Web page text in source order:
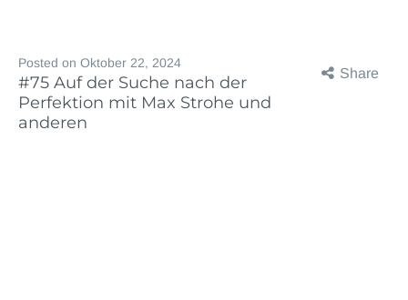
Share
Posted on Oktober 22, 2024
#75 Auf der Suche nach der
Perfektion mit Max Strohe und
anderen